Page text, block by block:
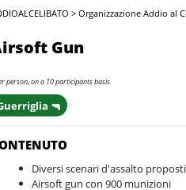
>Organizzazione Addio al
Gun
person, on a 10 participants basis
🔫
Diversi scenari d'assalto
Airsoft gun con 900 munizioni